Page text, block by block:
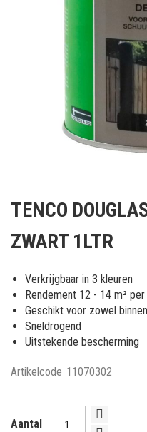
van
afbeeldingen-
gallerij
TENCO
ZWART 1LTR
Verkrijgbaar in 3 kleuren
Rendement 12 - 14 m²
Geschikt voor zowel
Sneldrogend
Uitstekende bescherming
Artikelcode 11070302
Aantal